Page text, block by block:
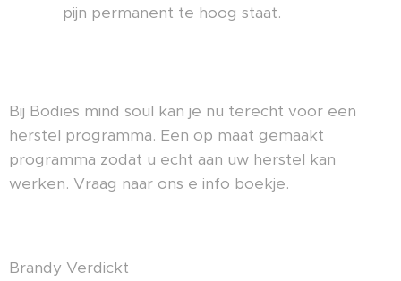
pijn permanent te hoog staat.
Bij Bodies mind soul kan je nu terecht voor een
herstel programma. Een op maat gemaakt
programma zodat u echt aan uw herstel kan
werken. Vraag naar ons e info boekje.
Brandy Verdickt